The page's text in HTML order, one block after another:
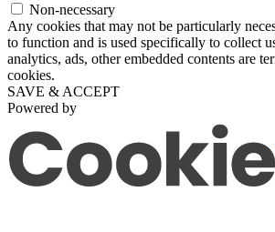
Non-necessary
Any cookies that may not be particularly
to function and is used specifically to collect
analytics, ads, other embedded contents are
cookies.
SAVE & ACCEPT
Powered by